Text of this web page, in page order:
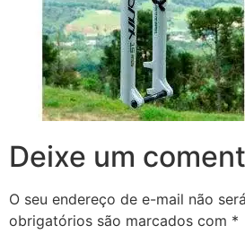
Deixe um
O seu endereço de e-mail não
obrigatórios são marcados com *